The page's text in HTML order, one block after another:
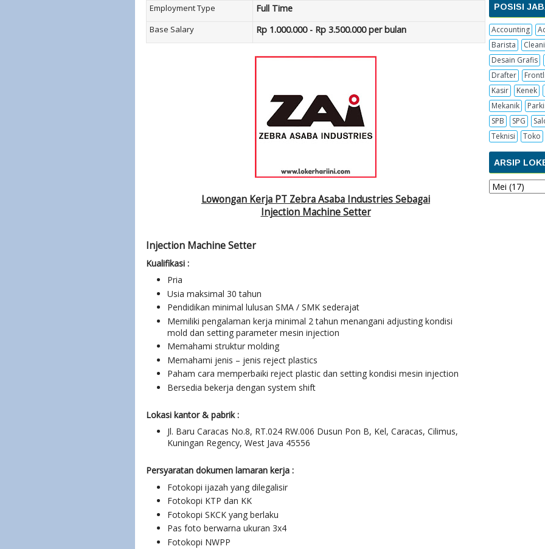
Employment Type Full Time
Base Salary Rp 1.000.000 - Rp 3.500.000 per bulan
Lowongan Kerja PT Zebra Asaba Industries Sebagai
Injection Machine Setter
Injection Machine Setter
Kualifikasi :
Pria
Usia maksimal 30 tahun
Pendidikan minimal lulusan SMA / SMK sederajat
Memiliki pengalaman kerja minimal 2 tahun menangani adjusting kondisi
mold dan setting parameter mesin injection
Memahami struktur molding
Memahami jenis – jenis reject plastics
Paham cara memperbaiki reject plastic dan setting kondisi mesin injection
Bersedia bekerja dengan system shift
Lokasi kantor & pabrik :
Jl. Baru Caracas No.8, RT.024 RW.006 Dusun Pon B, Kel, Caracas, Cilimus,
Kuningan Regency, West Java 45556
Persyaratan dokumen lamaran kerja :
Fotokopi ijazah yang dilegalisir
Fotokopi KTP dan KK
Fotokopi SKCK yang berlaku
Pas foto berwarna ukuran 3x4
Fotokopi NWPP
POSISI
Accounting
Barista
Desain Grafis
Drafter
Kasir
Kenek
Mekanik
SPB
SPG
Teknisi
Toko
ARSIP